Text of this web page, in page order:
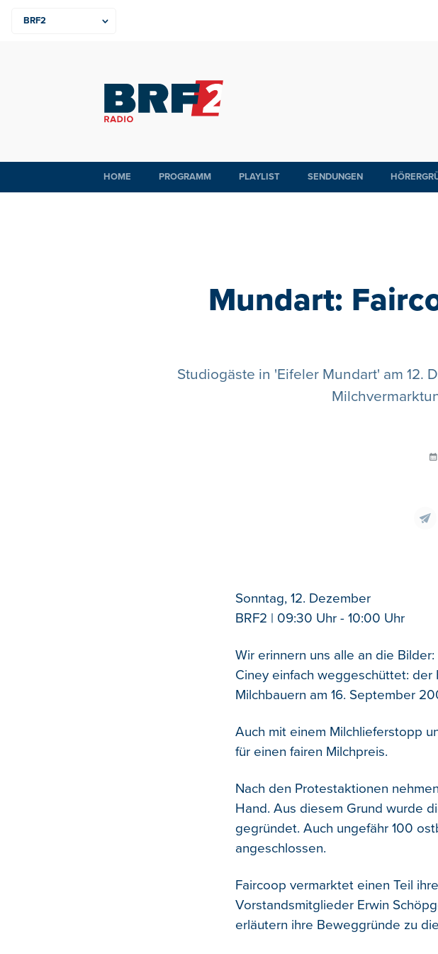
HOME PROGRAMM PLAYLIST SENDUNGEN
Mundart:
Studiogäste in 'Eifeler Mundart' am 12.
Sonntag, 12. Dezember
BRF2 | 09:30 Uhr - 10:00 Uhr
Wir erinnern uns alle an die
Ciney einfach weggeschüttet:
Milchbauern am 16. September
Auch mit einem Milchlieferstopp
für einen fairen Milchpreis.
Nach den Protestaktionen
Hand. Aus diesem Grund wurde
gegründet. Auch ungefähr 100
angeschlossen.
Faircoop vermarktet einen Teil
Vorstandsmitglieder Erwin
erläutern ihre Beweggründe zu